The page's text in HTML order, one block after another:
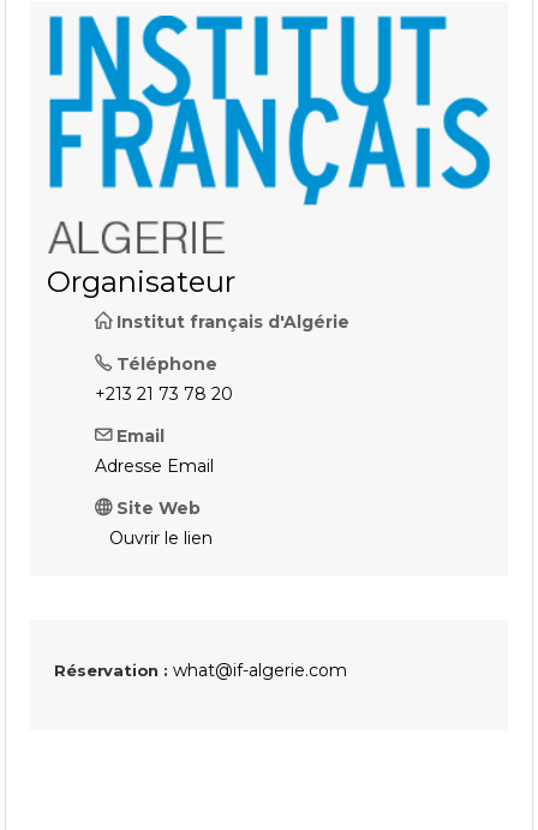
Organisateur
Institut français d'Algérie
Téléphone
+213 21 73 78 20
Email
Adresse Email
Site Web
Ouvrir le lien
Réservation : what@if-algerie.com